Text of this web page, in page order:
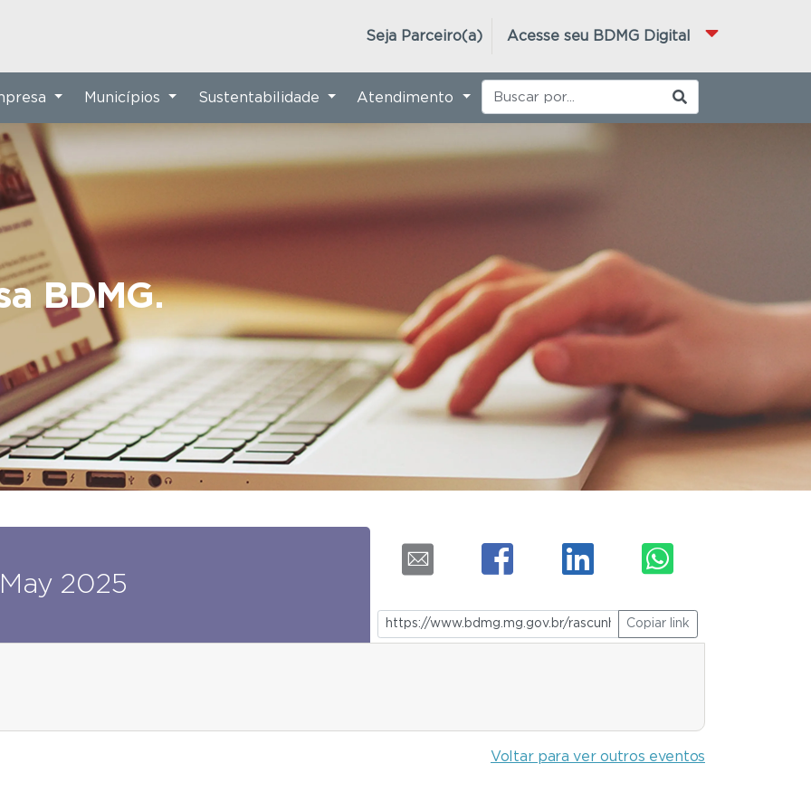
Acesse seu BDMG Digital
Seja Parceiro(a)
BDMG.
Municípios Sustentabilidade Atendimento
May 2025
Copiar link
Voltar para ver outros eventos